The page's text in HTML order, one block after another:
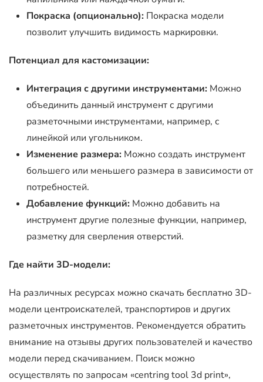
Покраска (опционально): Покраска модели
позволит улучшить видимость маркировки.
Потенциал для кастомизации:
Интеграция с другими инструментами: Можно
объединить данный инструмент с другими
разметочными инструментами, например, с
линейкой или угольником.
Изменение размера: Можно создать инструмент
большего или меньшего размера в зависимости от
потребностей.
Добавление функций: Можно добавить на
инструмент другие полезные функции, например,
разметку для сверления отверстий.
Где найти 3D-модели:
На различных ресурсах можно скачать бесплатно 3D-
модели центроискателей, транспортиров и других
разметочных инструментов. Рекомендуется обратить
внимание на отзывы других пользователей и качество
модели перед скачиванием. Поиск можно
осуществлять по запросам «centring tool 3d print»,